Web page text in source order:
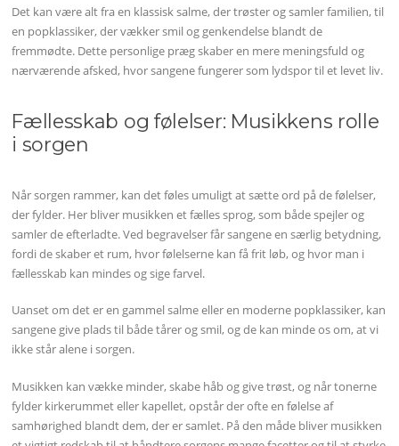
Det kan være alt fra en klassisk salme, der trøster og samler familien, til
en popklassiker, der vækker smil og genkendelse blandt de
fremmødte. Dette personlige præg skaber en mere meningsfuld og
nærværende afsked, hvor sangene fungerer som lydspor til et levet liv.
Fællesskab og følelser: Musikkens rolle
i sorgen
Når sorgen rammer, kan det føles umuligt at sætte ord på de følelser,
der fylder. Her bliver musikken et fælles sprog, som både spejler og
samler de efterladte. Ved begravelser får sangene en særlig betydning,
fordi de skaber et rum, hvor følelserne kan få frit løb, og hvor man i
fællesskab kan mindes og sige farvel.
Uanset om det er en gammel salme eller en moderne popklassiker, kan
sangene give plads til både tårer og smil, og de kan minde os om, at vi
ikke står alene i sorgen.
Musikken kan vække minder, skabe håb og give trøst, og når tonerne
fylder kirkerummet eller kapellet, opstår der ofte en følelse af
samhørighed blandt dem, der er samlet. På den måde bliver musikken